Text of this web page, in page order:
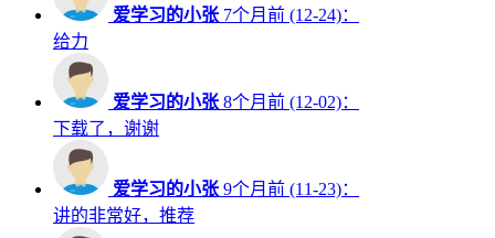
爱学习的小张 7个月前 (12-24)：
给力
爱学习的小张 8个月前 (12-02)：
下载了，谢谢
爱学习的小张 9个月前 (11-23)：
讲的非常好，推荐